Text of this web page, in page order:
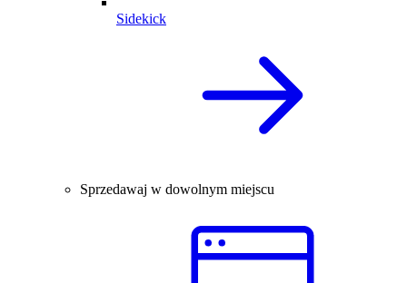
Sidekick
Sprzedawaj w dowolnym miejscu